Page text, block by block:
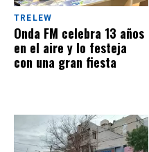
TRELEW
Onda FM celebra 13 años
en el aire y lo festeja
con una gran fiesta